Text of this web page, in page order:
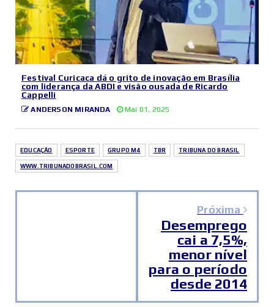
Festival Curicaca dá o grito de inovação em Brasília
com liderança da ABDI e visão ousada de Ricardo
Cappelli
ANDERSON MIRANDA Mai 01, 2025
EDUCAÇÃO ESPORTE GRUPO M4 TBR TRIBUNA DO BRASIL
WWW.TRIBUNADOBRASIL.COM
Próxima
Desemprego
cai a 7,5%,
menor nível
para o período
desde 2014